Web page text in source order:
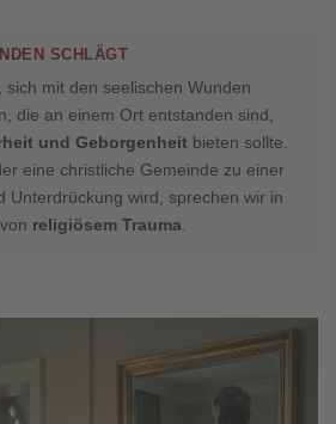
SCHLÄGT
sich mit den seelischen Wunden
die an einem Ort entstanden sind,
und Geborgenheit bieten sollte.
eine christliche Gemeinde zu einer
Unterdrückung wird, sprechen wir in
religiösem Trauma